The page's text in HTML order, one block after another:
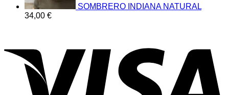
SOMBRERO INDIANA NATURAL
34,00 €